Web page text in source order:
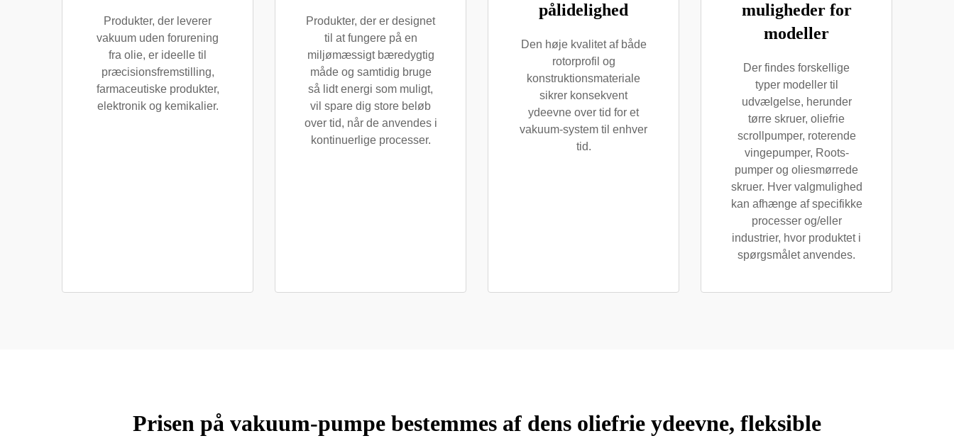
Produkter, der leverer
vakuum uden forurening
fra olie, er ideelle til
præcisionsfremstilling,
farmaceutiske produkter,
elektronik og kemikalier.
Produkter, der er designet
til at fungere på en
miljømæssigt bæredygtig
måde og samtidig bruge
så lidt energi som muligt,
vil spare dig store beløb
over tid, når de anvendes i
kontinuerlige processer.
pålidelighed
Den høje kvalitet af både
rotorprofil og
konstruktionsmateriale
sikrer konsekvent
ydeevne over tid for et
vakuum-system til enhver
tid.
muligheder for
modeller
Der findes forskellige
typer modeller til
udvælgelse, herunder
tørre skruer, oliefrie
scrollpumper, roterende
vingepumper, Roots-
pumper og oliesmørrede
skruer. Hver valgmulighed
kan afhænge af specifikke
processer og/eller
industrier, hvor produktet i
spørgsmålet anvendes.
Prisen på vakuum-pumpe bestemmes af dens oliefrie ydeevne, fleksible